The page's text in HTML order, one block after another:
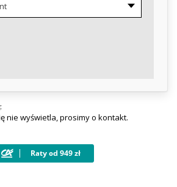
nie wyświetla, prosimy o kontakt.